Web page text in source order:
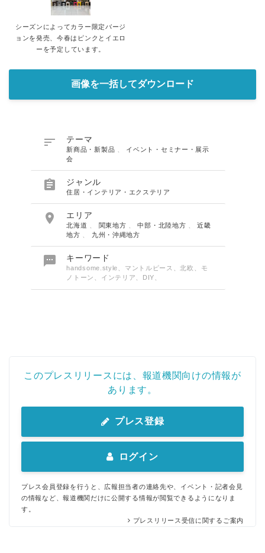
シーズンによってカラー限定バージ
ョンを発売、今春はピンクとイエロ
ーを予定しています。
画像を一括してダウンロード
 テーマ
新商品・新製品
イベント・セミナー・展示
会
 ジャンル
住居・インテリア・エクステリア
 エリア
北海道 関東地方 、中部・北陸地方 、近畿
地方
九州・沖縄地方
 キーワード
handsome.style、マントルピース、北欧、モ
ノトーン、インテリア、DIY、
このプレスリリースには、報道機関向けの情報が
あります。
プレス登録
ログイン
プレス会員登録を行うと、広報担当者の連絡先や、イベント・記者会見
の情報など、報道機関だけに公開する情報が閲覧できるようになりま
す。
プレスリリース受信に関するご案内